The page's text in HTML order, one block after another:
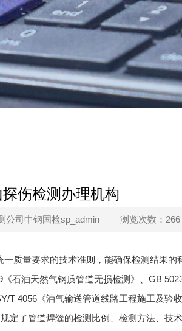
伤检测办理机构
公司中钢国检sp_admin 浏览次数：266
质量要求的技术准则，能确保检测结果的
石油天然气钢质管道无损检测》、GB
T 4056《油气输送管道线路工程施工及验
定了管道焊缝的检测比例、检测方法、技